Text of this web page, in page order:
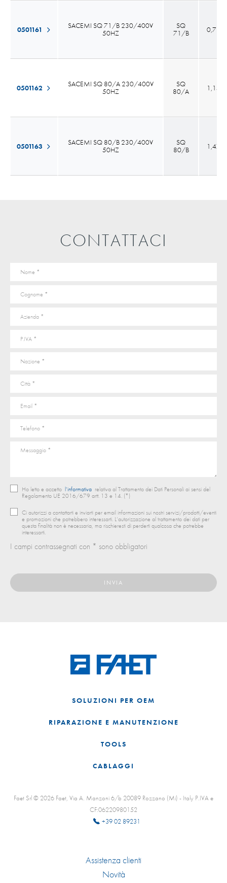
0501161
SACEMI SQ 71/B 230/400V
50HZ
0501162
SACEMI SQ 80/A 230/400V
50HZ
0501163
SACEMI SQ 80/B 230/400V
50HZ
SQ
71/B
0,78
SQ
80/A
1,15
SQ
80/B
1,47
CONTATTACI
Ho letto e accetto l’informativa relativa al Trattamento dei Dati Personali ai sensi del
Regolamento UE 2016/679 artt. 13 e 14. (*)
Ci autorizzi a contattarti e inviarti per email informazioni sui nostri servizi/prodotti/eventi
e promozioni che potrebbero interessarti. L’autorizzazione al trattamento dei dati per
questa finalità non è necessaria, ma rischieresti di perderti qualcosa che potrebbe
interessarti.
I campi contrassegnati con * sono obbligatori
SOLUZIONI PER OEM
RIPARAZIONE E MANUTENZIONE
TOOLS
CABLAGGI
Faet Srl © 2026 Faet, Via A. Manzoni 6/b 20089 Rozzano (Mi) - Italy P.IVA e
CF:06220980152
+39 02 89231
Assistenza clienti
Novità